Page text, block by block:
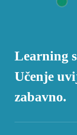
Learning
Učenje
zabavno.